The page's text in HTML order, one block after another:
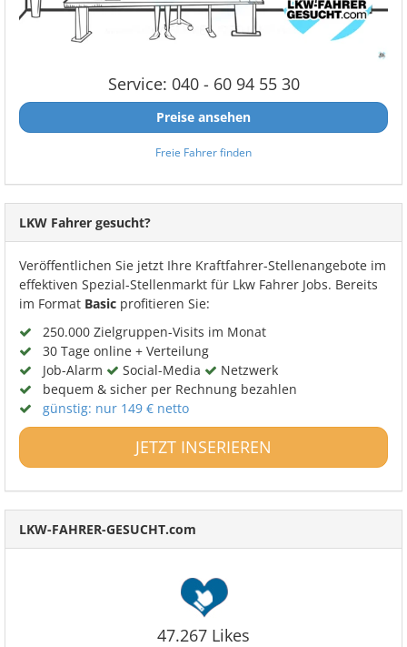
Service: 040 - 60 94 55 30
Preise ansehen
Freie Fahrer finden
LKW Fahrer gesucht?
Veröffentlichen Sie jetzt Ihre Kraftfahrer-Stellenangebote im
effektiven Spezial-Stellenmarkt für Lkw Fahrer Jobs. Bereits
im Format Basic profitieren Sie:
250.000 Zielgruppen-Visits im Monat
30 Tage online + Verteilung
Job-Alarm
Social-Media
Netzwerk
bequem & sicher per Rechnung bezahlen
günstig: nur 149 € netto
JETZT INSERIEREN
LKW-FAHRER-GESUCHT.com
47.267 Likes